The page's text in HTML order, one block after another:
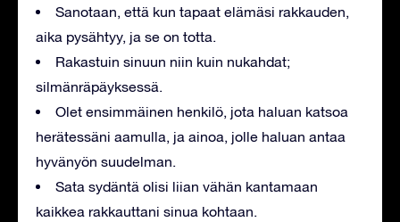
Sanotaan, että kun tapaat elämäsi rakkauden,
aika pysähtyy, ja se on totta.
Rakastuin sinuun niin kuin nukahdat;
silmänräpäyksessä.
Olet ensimmäinen henkilö, jota haluan katsoa
herätessäni aamulla, ja ainoa, jolle haluan antaa
hyvänyön suudelman.
Sata sydäntä olisi liian vähän kantamaan
kaikkea rakkauttani sinua kohtaan.